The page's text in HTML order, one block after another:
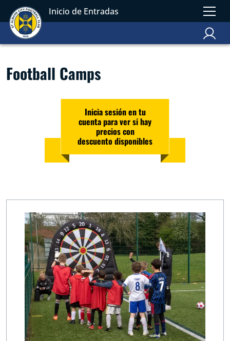
Inicio de Entradas
Football Camps
Inicia sesión en tu
cuenta para ver si hay
precios con
descuento disponibles